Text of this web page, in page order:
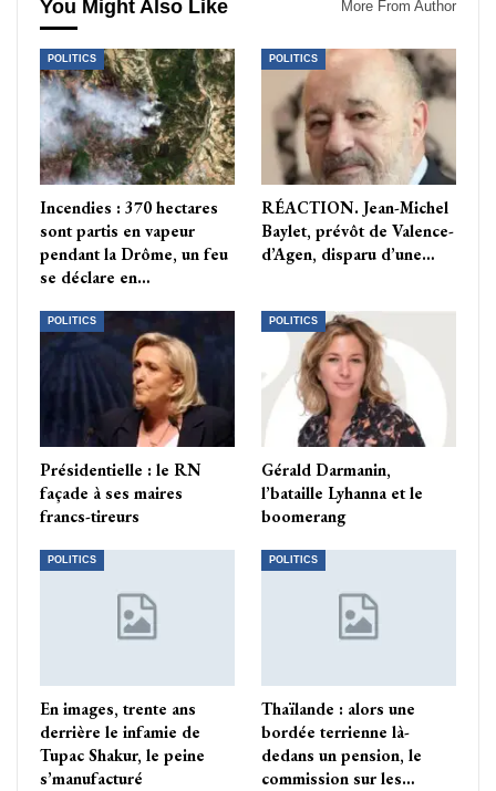
You Might Also Like More From Author
POLITICS
Incendies : 370 hectares
sont partis en vapeur
pendant la Drôme, un feu
se déclare en…
POLITICS
RÉACTION. Jean-Michel
Baylet, prévôt de Valence-
d’Agen, disparu d’une…
POLITICS
Présidentielle : le RN
façade à ses maires
francs-tireurs
POLITICS
Gérald Darmanin,
l’bataille Lyhanna et le
boomerang
POLITICS
En images, trente ans
derrière le infamie de
Tupac Shakur, le peine
s’manufacturé
POLITICS
Thaïlande : alors une
bordée terrienne là-
dedans un pension, le
commission sur les…